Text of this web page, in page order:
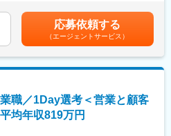
値発揮を担う企業です。業務用冷蔵庫
陽光発電システムまで多岐渡る商材を
データをシステムに還元する事で、顧
提供しており、顧客のニーズに総合的
の信頼も厚く継続的に繋がる事で、安
。
贈与税・相続税申告及びコンサルティ
添う主治医としての立場で、法人税の
な側面からクライアントをサポートし
定*のモデル年収：アソシエイト：
ソシエイト：6,494,480円～ *法人平均
までも目安の金額であり、選考を通じ
す。月給(月額)は固定手当を含めた表記
応募依頼する
（エージェントサービス）
職／1Day選考＜営業と顧客
均年収819万円